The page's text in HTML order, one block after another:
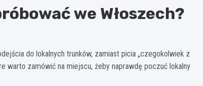
we Włoszech?
do lokalnych trunków, zamiast picia „czegokolwiek z
warto zamówić na miejscu, żeby naprawdę poczuć lokalny